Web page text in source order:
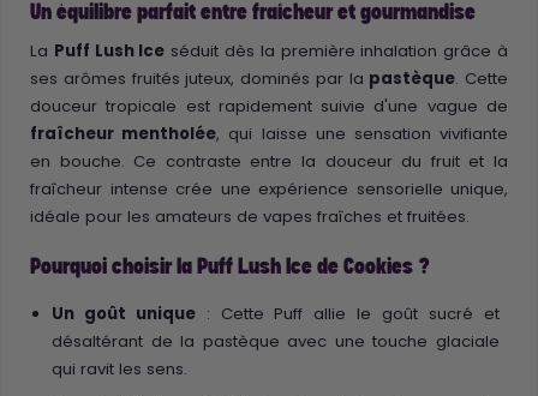
Un équilibre parfait entre fraîcheur et gourmandise
La Puff Lush Ice séduit dès la première inhalation grâce à
ses arômes fruités juteux, dominés par la pastèque. Cette
douceur tropicale est rapidement suivie d'une vague de
fraîcheur mentholée, qui laisse une sensation vivifiante
en bouche. Ce contraste entre la douceur du fruit et la
fraîcheur intense crée une expérience sensorielle unique,
idéale pour les amateurs de vapes fraîches et fruitées.
Pourquoi choisir la Puff Lush Ice de Cookies ?
Un goût unique: Cette Puff allie le goût sucré et
désaltérant de la pastèque avec une touche glaciale
qui ravit les sens.